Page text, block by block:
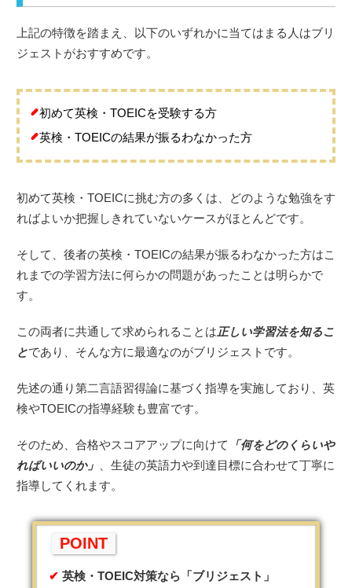
上記の特徴を踏まえ、以下のいずれかに当てはまる人はブリ
ジェストがおすすめです。
初めて英検・TOEICを受験する方
英検・TOEICの結果が振るわなかった方
初めて英検・TOEICに挑む方の多くは、どのような勉強をす
ればよいか把握しきれていないケースがほとんどです。
そして、後者の英検・TOEICの結果が振るわなかった方はこ
れまでの学習方法に何らかの問題があったことは明らかで
す。
この両者に共通して求められることは正しい学習法を知るこ
とであり、そんな方に最適なのがブリジェストです。
先述の通り第二言語習得論に基づく指導を実施しており、英
検やTOEICの指導経験も豊富です。
そのため、合格やスコアアップに向けて
「何をどのくらいや
ればいいのか」
、生徒の英語力や到達目標に合わせて丁寧に
指導してくれます。
POINT
英検・TOEIC対策なら「ブリジェスト」